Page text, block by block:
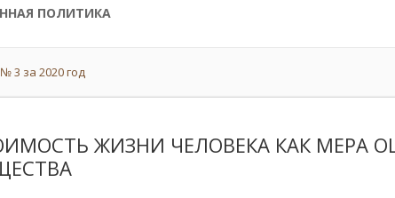
ПОЛИТИКА
3 за 2020 год
ЖИЗНИ ЧЕЛОВЕКА КАК МЕРА